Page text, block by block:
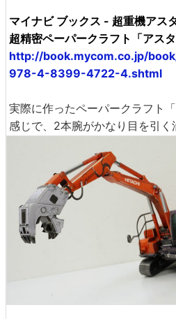
マイナビ ブックス - 超重機アス
超精密ペーパークラフト「アス
http://book.mycom.co.jp/
978-4-8399-4722-4.shtml
実際に作ったペーパークラフト
感じで、2本腕がかなり目を引く